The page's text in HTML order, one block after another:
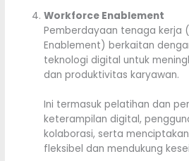
Workforce Enablement
Pemberdayaan tenaga kerja
Enablement) berkaitan
teknologi digital untuk
dan produktivitas karyawan.
Ini termasuk pelatihan dan
keterampilan digital,
kolaborasi, serta
fleksibel dan mendukung